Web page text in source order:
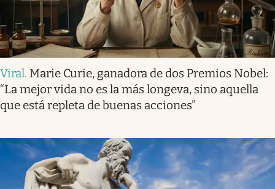
Viral. Marie Curie, ganadora de dos Premios Nobel:
“La mejor vida no es la más longeva, sino aquella
que está repleta de buenas acciones”